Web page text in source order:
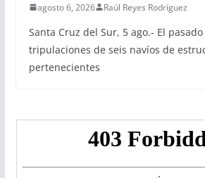
agosto 6, 2026 Raúl Reyes Rodríguez
Santa Cruz del Sur, 5 ago.- El
tripulaciones de seis navíos de
pertenecientes